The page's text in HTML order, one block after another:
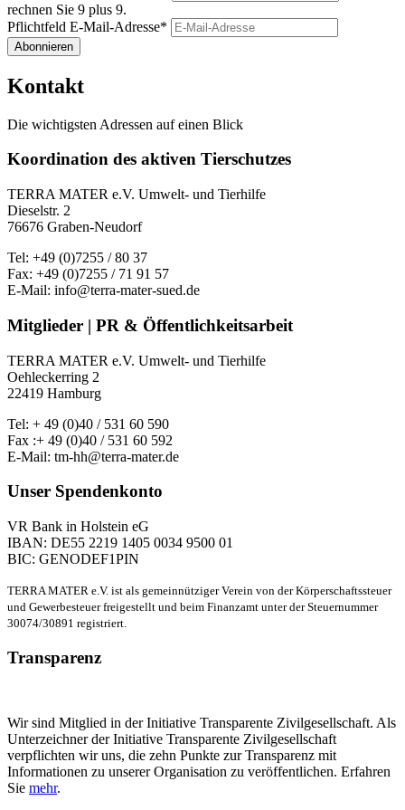
rechnen Sie 9 plus 9.
Pflichtfeld E-Mail-Adresse*
Abonnieren
Kontakt
Die wichtigsten Adressen auf einen Blick
Koordination des aktiven Tierschutzes
TERRA MATER e.V. Umwelt- und Tierhilfe
Dieselstr. 2
76676 Graben-Neudorf
Tel: +49 (0)7255 / 80 37
Fax: +49 (0)7255 / 71 91 57
E-Mail: info@terra-mater-sued.de
Mitglieder | PR & Öffentlichkeitsarbeit
TERRA MATER e.V. Umwelt- und Tierhilfe
Oehleckerring 2
22419 Hamburg
Tel: + 49 (0)40 / 531 60 590
Fax :+ 49 (0)40 / 531 60 592
E-Mail: tm-hh@terra-mater.de
Unser Spendenkonto
VR Bank in Holstein eG
IBAN: DE55 2219 1405 0034 9500 01
BIC: GENODEF1PIN
TERRA MATER e.V. ist als gemeinnütziger Verein von der Körperschaftssteuer
und Gewerbesteuer freigestellt und beim Finanzamt unter der Steuernummer
30074/30891 registriert.
Transparenz
Wir sind Mitglied in der Initiative Transparente Zivilgesellschaft. Als
Unterzeichner der Initiative Transparente Zivilgesellschaft
verpflichten wir uns, die zehn Punkte zur Transparenz mit
Informationen zu unserer Organisation zu veröffentlichen. Erfahren
Sie mehr.